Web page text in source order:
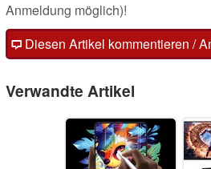
Anmeldung möglich)!
Diesen Artikel kommentieren /
Verwandte Artikel